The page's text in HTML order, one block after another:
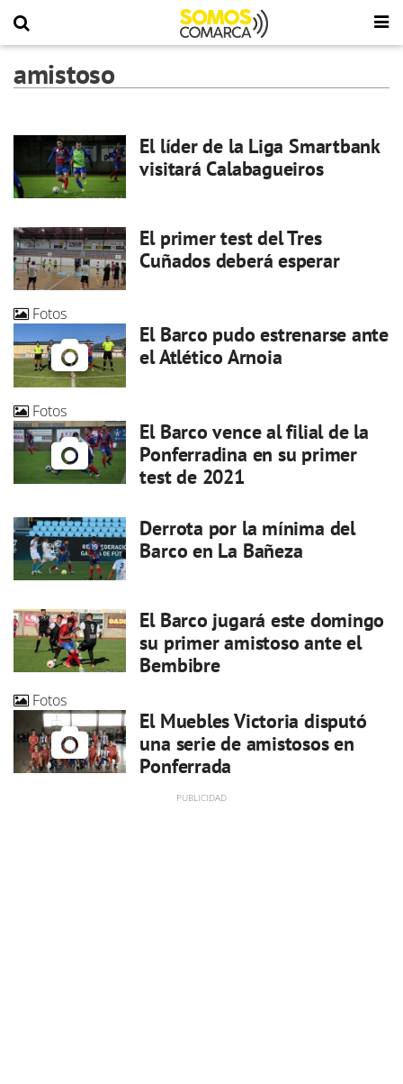
amistoso
El líder de la Liga Smartbank
visitará Calabagueiros
El primer test del Tres
Cuñados deberá esperar
Fotos
El Barco pudo estrenarse ante
el Atlético Arnoia
Fotos
El Barco vence al filial de la
Ponferradina en su primer
test de 2021
Derrota por la mínima del
Barco en La Bañeza
El Barco jugará este domingo
su primer amistoso ante el
Bembibre
Fotos
El Muebles Victoria disputó
una serie de amistosos en
Ponferrada